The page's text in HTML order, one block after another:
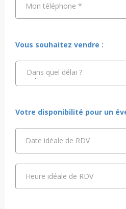
Mon téléphone *
Vous souhaitez vendre :
Dans quel délai ?
Votre disponibilité pour un
Date idéale de RDV
Heure idéale de RDV